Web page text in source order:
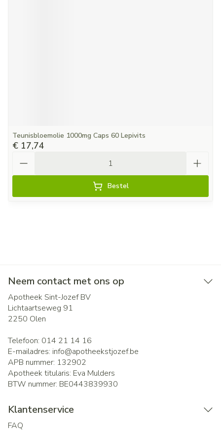
Teunisbloemolie 1000mg Caps 60 Lepivits
€ 17,74
Bestel
Neem contact met ons op
Apotheek Sint-Jozef BV
Lichtaartseweg 91
2250 Olen
Telefoon: 014 21 14 16
E-mailadres: info@apotheekstjozef.be
APB nummer: 132902
Apotheek titularis: Eva Mulders
BTW nummer: BE0443839930
Klantenservice
FAQ